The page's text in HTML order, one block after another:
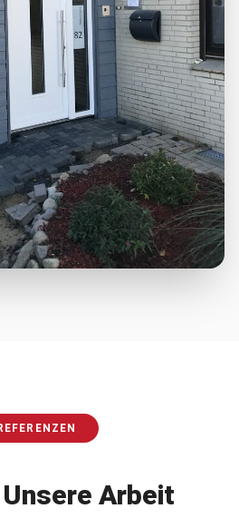
Arbeit